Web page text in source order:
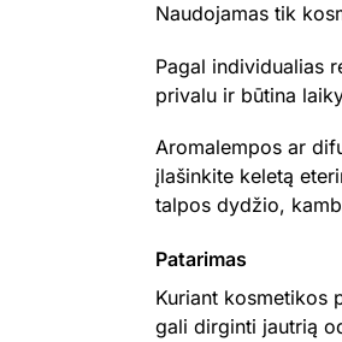
Naudojamas tik
Pagal individualias
privalu ir būtina
Aromalempos ar
įlašinkite keletą
talpos dydžio,
Patarimas
Kuriant kosmetikos
gali dirginti jautrią